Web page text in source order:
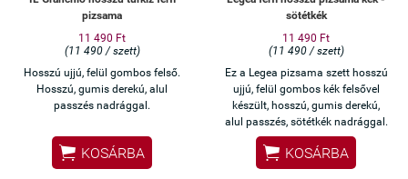
pizsama
11 490 Ft
(11 490 / szett)
Hosszú ujjú, felül gombos felső.
Hosszú, gumis derekú, alul
passzés nadrággal.
 KOSÁRBA
sötétkék
11 490 Ft
(11 490 / szett)
Ez a Legea pizsama szett hosszú
ujjú, felül gombos kék felsővel
készült, hosszú, gumis derekú,
alul passzés, sötétkék nadrággal.
 KOSÁRBA